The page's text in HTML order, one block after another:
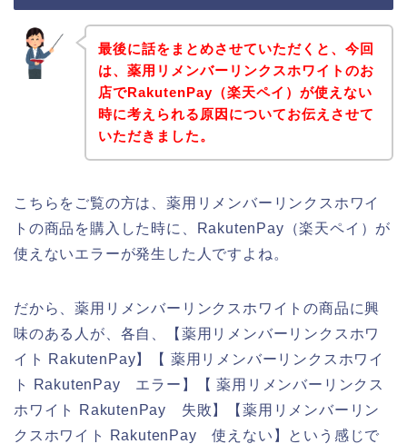
最後に話をまとめさせていただくと、今回
は、薬用リメンバーリンクスホワイトのお
店でRakutenPay（楽天ペイ）が使えない
時に考えられる原因についてお伝えさせて
いただきました。
こちらをご覧の方は、薬用リメンバーリンクスホワイ
トの商品を購入した時に、RakutenPay（楽天ペイ）が
使えないエラーが発生した人ですよね。
だから、薬用リメンバーリンクスホワイトの商品に興
味のある人が、各自、【薬用リメンバーリンクスホワ
イト RakutenPay】【 薬用リメンバーリンクスホワイ
ト RakutenPay エラー】【 薬用リメンバーリンクス
ホワイト RakutenPay 失敗】【薬用リメンバーリン
クスホワイト RakutenPay 使えない】という感じで